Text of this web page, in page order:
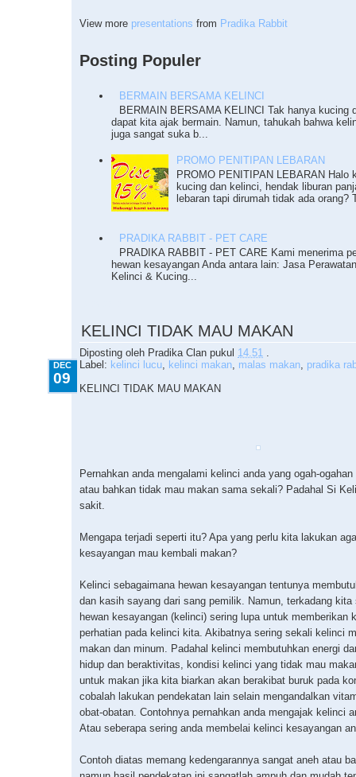
View more presentations from Pradika Rabbit
Posting Populer
BERMAIN BERSAMA KELINCI
BERMAIN BERSAMA KELINCI Tak hanya kucing
dapat kita ajak bermain. Namun, tahukah bahwa
juga sangat suka b...
PROMO PENITIPAN LEBARAN
PROMO PENITIPAN LEBARAN Halo
kucing dan kelinci, hendak liburan
lebaran tapi dirumah tidak ada orang?
PRADIKA RABBIT - PET CARE
PRADIKA RABBIT - PET CARE Kami menerima
hewan kesayangan Anda antara lain: Jasa
Kelinci & Kucing...
KELINCI TIDAK MAU MAKAN
Diposting oleh Pradika Clan pukul 14.51 .
DEC
09
Label: kelinci lucu, kelinci makan, malas makan, pradika
KELINCI TIDAK MAU MAKAN
Pernahkan anda mengalami kelinci anda yang ogah-
atau bahkan tidak mau makan sama sekali? Padahal Si
sakit.
Mengapa terjadi seperti itu? Apa yang perlu kita lakukan
kesayangan mau kembali makan?
Kelinci sebagaimana hewan kesayangan tentunya
dan kasih sayang dari sang pemilik. Namun, terkadang kita
hewan kesayangan (kelinci) sering lupa untuk memberikan
perhatian pada kelinci kita. Akibatnya sering sekali kelinci
makan dan minum. Padahal kelinci membutuhkan energi
hidup dan beraktivitas, kondisi kelinci yang tidak mau
untuk makan jika kita biarkan akan berakibat buruk pada
cobalah lakukan pendekatan lain selain mengandalkan
obat-obatan. Contohnya pernahkan anda mengajak kelinci
Atau seberapa sering anda membelai kelinci kesayangan
Contoh diatas memang kedengarannya sangat aneh atau